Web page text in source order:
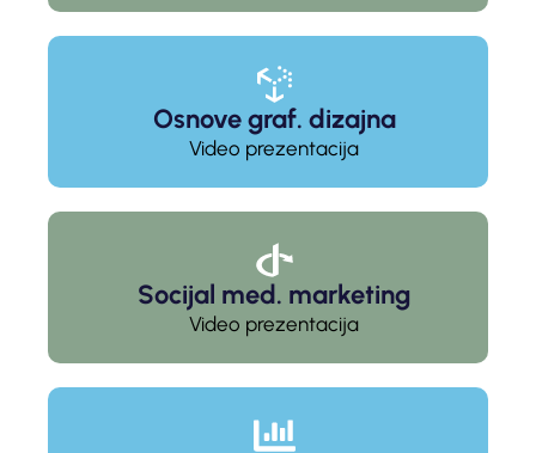
Osnove graf. dizajna
Video prezentacija
Socijal med. marketing
Video prezentacija